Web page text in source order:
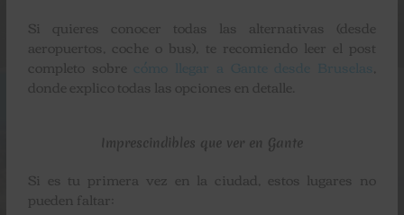
Si quieres conocer todas las alternativas (desde
aeropuertos, coche o bus), te recomiendo leer el post
completo sobre
donde explico todas las opciones en detalle.
Imprescindibles que ver en Gante
Si es tu primera vez en la ciudad, estos lugares no
pueden faltar: